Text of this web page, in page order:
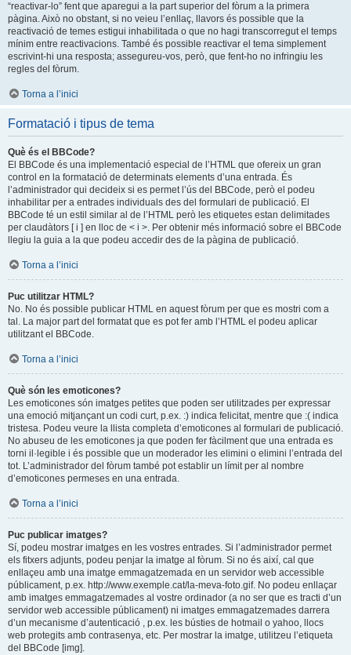
“reactivar-lo” fent que aparegui a la part superior del fòrum a la primera
pàgina. Això no obstant, si no veieu l’enllaç, llavors és possible que la
reactivació de temes estigui inhabilitada o que no hagi transcorregut el temps
mínim entre reactivacions. També és possible reactivar el tema simplement
escrivint-hi una resposta; assegureu-vos, però, que fent-ho no infringiu les
regles del fòrum.
Torna a l’inici
Formatació i tipus de tema
Què és el BBCode?
El BBCode és una implementació especial de l’HTML que ofereix un gran
control en la formatació de determinats elements d’una entrada. És
l’administrador qui decideix si es permet l’ús del BBCode, però el podeu
inhabilitar per a entrades individuals des del formulari de publicació. El
BBCode té un estil similar al de l’HTML però les etiquetes estan delimitades
per claudàtors [ i ] en lloc de < i >. Per obtenir més informació sobre el BBCode
llegiu la guia a la que podeu accedir des de la pàgina de publicació.
Torna a l’inici
Puc utilitzar HTML?
No. No és possible publicar HTML en aquest fòrum per que es mostri com a
tal. La major part del formatat que es pot fer amb l’HTML el podeu aplicar
utilitzant el BBCode.
Torna a l’inici
Què són les emoticones?
Les emoticones són imatges petites que poden ser utilitzades per expressar
una emoció mitjançant un codi curt, p.ex. :) indica felicitat, mentre que :( indica
tristesa. Podeu veure la llista completa d’emoticones al formulari de publicació.
No abuseu de les emoticones ja que poden fer fàcilment que una entrada es
torni il·legible i és possible que un moderador les elimini o elimini l’entrada del
tot. L’administrador del fòrum també pot establir un límit per al nombre
d’emoticones permeses en una entrada.
Torna a l’inici
Puc publicar imatges?
Sí, podeu mostrar imatges en les vostres entrades. Si l’administrador permet
els fitxers adjunts, podeu penjar la imatge al fòrum. Si no és així, cal que
enllaçeu amb una imatge emmagatzemada en un servidor web accessible
públicament, p.ex. http://www.exemple.cat/la-meva-foto.gif. No podeu enllaçar
amb imatges emmagatzemades al vostre ordinador (a no ser que es tracti d’un
servidor web accessible públicament) ni imatges emmagatzemades darrera
d’un mecanisme d’autenticació , p.ex. les bústies de hotmail o yahoo, llocs
web protegits amb contrasenya, etc. Per mostrar la imatge, utilitzeu l’etiqueta
del BBCode [img].